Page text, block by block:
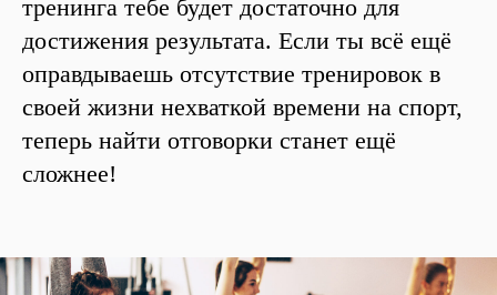
тренинга тебе будет достаточно для
достижения результата. Если ты всё ещё
оправдываешь отсутствие тренировок в
своей жизни нехваткой времени на спорт,
теперь найти отговорки станет ещё
сложнее!